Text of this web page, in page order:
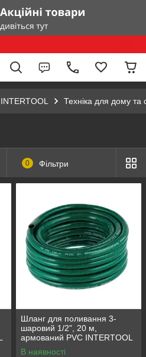
INTERTOOL Техніка для дому та
0 Фільтри
Шланг для поливання 3-
шаровий 1/2", 20 м,
армований PVC INTERTOOL
GE-4023
В наявності